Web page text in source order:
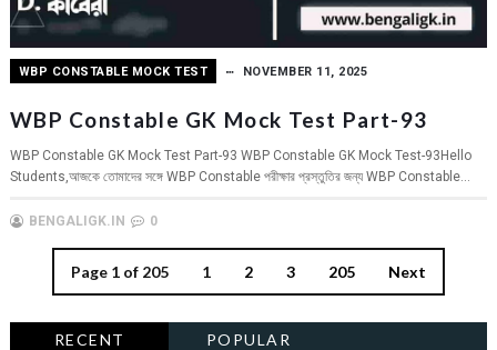
WBP CONSTABLE MOCK TEST NOVEMBER 11, 2025
WBP Constable GK Mock Test Part-93
WBP Constable GK Mock Test Part-93 WBP Constable GK Mock Test-93Hello
Students,আজকে তোমাদের সঙ্গে WBP Constable পরীক্ষার প্রস্তুতির জন্য WBP Constable...
BENGALIGK.IN 0
Page 1 of 205 1 2 3 205 Next
RECENT POPULAR